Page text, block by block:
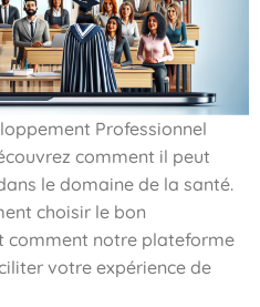
Professionnel
comment il peut
le domaine de la santé.
choisir le bon
comment notre plateforme
votre expérience de